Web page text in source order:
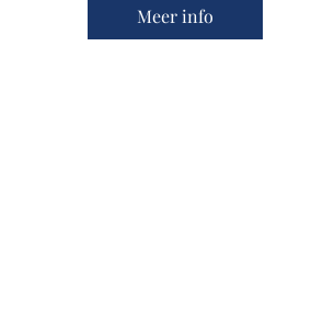
Meer info